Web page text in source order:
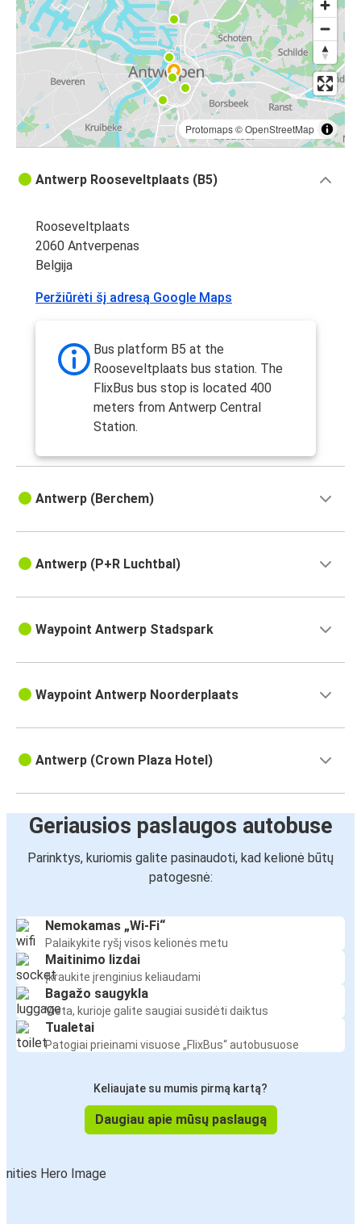
Protomaps©OpenStreetMap
Antwerp Rooseveltplaats (B5)
Rooseveltplaats
2060 Antverpenas
Belgija
Peržiūrėti šį adresą Google Maps
Bus platform B5 at the
Rooseveltplaats bus station. The
FlixBus bus stop is located 400
meters from Antwerp Central
Station.
Antwerp (Berchem)
Antwerp (P+R Luchtbal)
Waypoint Antwerp Stadspark
Waypoint Antwerp Noorderplaats
Antwerp (Crown Plaza Hotel)
Geriausios paslaugos autobuse
Parinktys, kuriomis galite pasinaudoti, kad kelionė būtų
patogesnė:
Nemokamas „Wi-Fi“
Palaikykite ryšį visos kelionės metu
Maitinimo lizdai
Įkraukite įrenginius keliaudami
Bagažo saugykla
Vieta, kurioje galite saugiai susidėti daiktus
Tualetai
Patogiai prieinami visuose „FlixBus“ autobusuose
Keliaujate su mumis pirmą kartą?
Daugiau apie mūsų paslaugą